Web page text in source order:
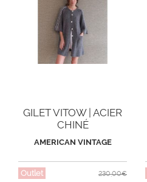
GILET VITOW | ACIER
CHINÉ
AMERICAN VINTAGE
Outlet 230,00€